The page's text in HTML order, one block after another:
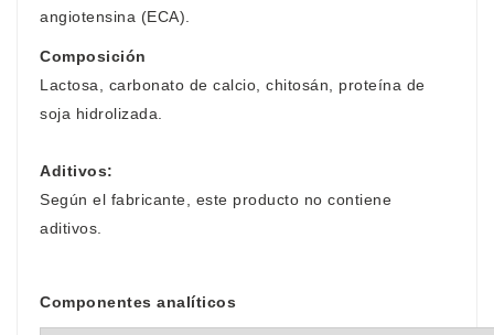
angiotensina (ECA).
Composición
Lactosa, carbonato de calcio, chitosán, proteína de
soja hidrolizada.
Aditivos:
Según el fabricante, este producto no contiene
aditivos.
Componentes analíticos